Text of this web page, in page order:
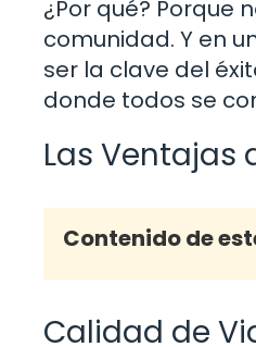
¿Por qué? Porque
comunidad. Y en
ser la clave del
donde todos se
Las Ventajas
Contenido de
Calidad de